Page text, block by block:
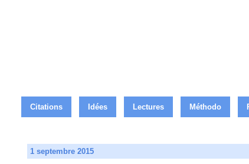
Citations Idées Lectures Méthodo
1 septembre 2015